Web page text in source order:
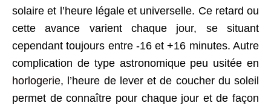
solaire et l’heure légale et universelle. Ce retard ou
cette avance varient chaque jour, se situant
cependant toujours entre -16 et +16 minutes. Autre
complication de type astronomique peu usitée en
horlogerie, l’heure de lever et de coucher du soleil
permet de connaître pour chaque jour et de façon